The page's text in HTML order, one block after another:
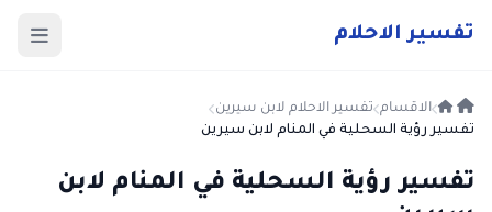
تفسير الاحلام
الاقسام تفسير الاحلام لابن سيرين
تفسير رؤية السحلية في المنام لابن سيرين
تفسير رؤية السحلية في المنام لابن